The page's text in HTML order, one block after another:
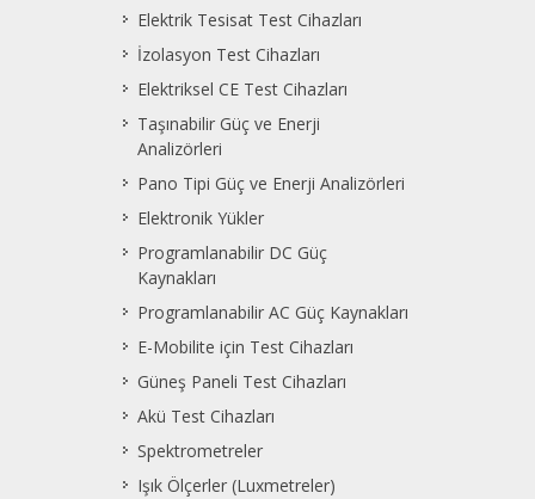
Elektrik Tesisat Test Cihazları
İzolasyon Test Cihazları
Elektriksel CE Test Cihazları
Taşınabilir Güç ve Enerji
Analizörleri
Pano Tipi Güç ve Enerji Analizörleri
Elektronik Yükler
Programlanabilir DC Güç
Kaynakları
Programlanabilir AC Güç Kaynakları
E-Mobilite için Test Cihazları
Güneş Paneli Test Cihazları
Akü Test Cihazları
Spektrometreler
Işık Ölçerler (Luxmetreler)